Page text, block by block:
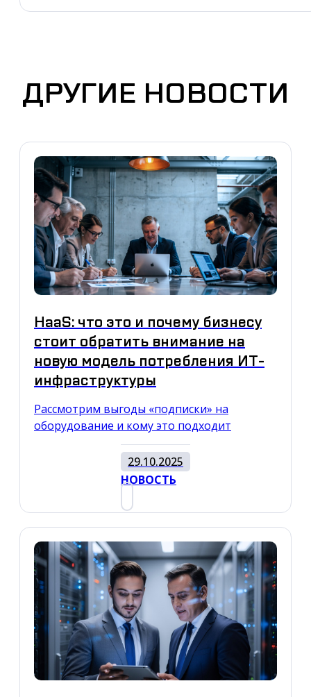
ДРУГИЕ НОВОСТИ
HaaS: что это и почему бизнесу
стоит обратить внимание на
новую модель потребления ИТ-
инфраструктуры
Рассмотрим выгоды «подписки» на
оборудование и кому это подходит
29.10.2025
НОВОСТЬ